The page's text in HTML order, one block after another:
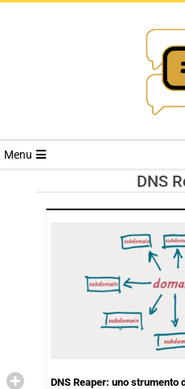
Menu
DNS
DNS Reaper: uno strumento